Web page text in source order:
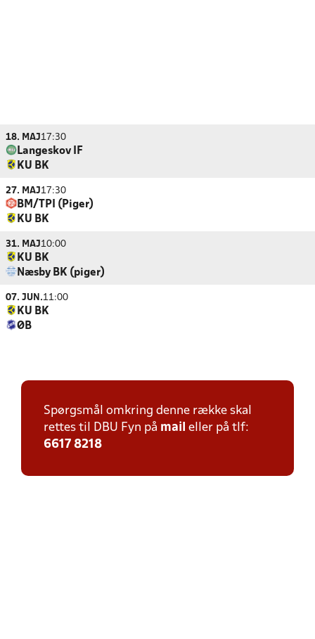
18. MAJ17:30
Langeskov IF
KU BK
27. MAJ17:30
BM/TPI (Piger)
KU BK
31. MAJ10:00
KU BK
Næsby BK (piger)
07. JUN.11:00
KU BK
ØB
Spørgsmål omkring denne række skal
rettes til DBU Fyn på mail eller på tlf:
6617 8218